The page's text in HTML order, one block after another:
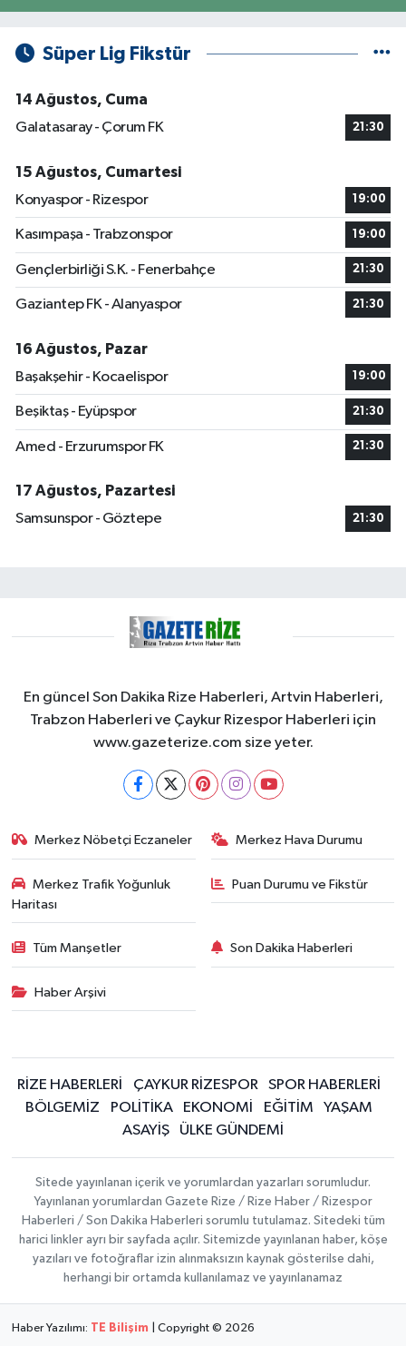
Süper Lig Fikstür
14 Ağustos, Cuma
Galatasaray - Çorum FK
21:30
15 Ağustos, Cumartesi
Konyaspor - Rizespor
19:00
Kasımpaşa - Trabzonspor 19:00
Gençlerbirliği S.K. - Fenerbahçe 21:30
Gaziantep FK - Alanyaspor 21:30
16 Ağustos, Pazar
Başakşehir - Kocaelispor
19:00
Beşiktaş - Eyüpspor 21:30
Amed - Erzurumspor FK 21:30
17 Ağustos, Pazartesi
Samsunspor - Göztepe
21:30
En güncel Son Dakika Rize Haberleri, Artvin Haberleri,
Trabzon Haberleri ve Çaykur Rizespor Haberleri için
www.gazeterize.com size yeter.
Merkez Nöbetçi Eczaneler Merkez Hava Durumu
Merkez Trafik Yoğunluk
Haritası
Puan Durumu ve Fikstür
Tüm Manşetler Son Dakika Haberleri
Haber Arşivi
RİZE HABERLERİ ÇAYKUR RİZESPOR
SPOR HABERLERİ
BÖLGEMİZ
POLİTİKA EKONOMİ EĞİTİM
YAŞAM
ASAYİŞ
ÜLKE GÜNDEMİ
Sitede yayınlanan içerik ve yorumlardan yazarları sorumludur.
Yayınlanan yorumlardan Gazete Rize / Rize Haber / Rizespor
Haberleri / Son Dakika Haberleri sorumlu tutulamaz. Sitedeki tüm
harici linkler ayrı bir sayfada açılır. Sitemizde yayınlanan haber, köşe
yazıları ve fotoğraflar izin alınmaksızın kaynak gösterilse dahi,
herhangi bir ortamda kullanılamaz ve yayınlanamaz
Haber Yazılımı: TE Bilişim | Copyright © 2026